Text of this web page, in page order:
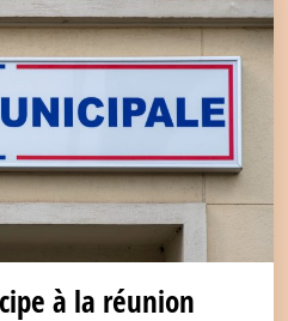
à la réunion